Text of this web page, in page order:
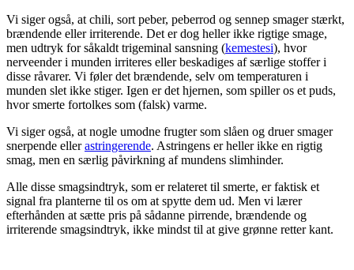
Vi siger også, at chili, sort peber, peberrod og sennep smager stærkt,
brændende eller irriterende. Det er dog heller ikke rigtige smage,
men udtryk for såkaldt trigeminal sansning (kemestesi), hvor
nerveender i munden irriteres eller beskadiges af særlige stoffer i
disse råvarer. Vi føler det brændende, selv om temperaturen i
munden slet ikke stiger. Igen er det hjernen, som spiller os et puds,
hvor smerte fortolkes som (falsk) varme.
Vi siger også, at nogle umodne frugter som slåen og druer smager
snerpende ellerastringerende. Astringens er heller ikke en rigtig
smag, men en særlig påvirkning af mundens slimhinder.
Alle disse smagsindtryk, som er relateret til smerte, er faktisk et
signal fra planterne til os om at spytte dem ud. Men vi lærer
efterhånden at sætte pris på sådanne pirrende, brændende og
irriterende smagsindtryk, ikke mindst til at give grønne retter kant.